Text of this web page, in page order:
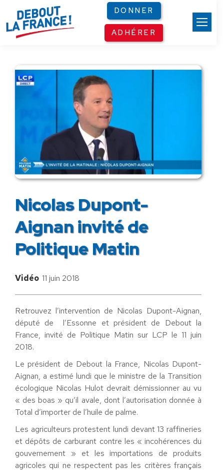
DONNER
ADHÉRER
Nicolas Dupont-
Aignan invité de
Politique Matin
Vidéo 11 juin 2018
Retrouvez l’intervention de Nicolas Dupont-Aignan,
député de l’Essonne et président de Debout la
France, invité de Politique Matin sur LCP le 11 juin
2018.
Le président de Debout la France, Nicolas Dupont-
Aignan, a estimé lundi que le ministre de la Transition
écologique Nicolas Hulot devrait démissionner au vu
« des boas » qu’il avale, dont l’autorisation donnée à
Total d’importer de l’huile de palme.
Les agriculteurs protestent lundi devant 13 raffineries
et dépôts de carburant contre les « incohérences du
gouvernement » et les importations de produits
agricoles qui ne respectent pas les critères français
Panneau de gestion des cookies